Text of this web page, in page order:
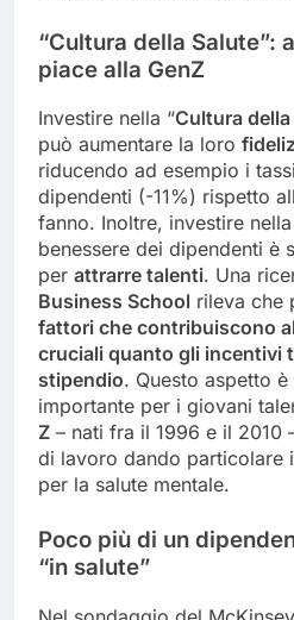
“Cultura della Salute”:
piace alla GenZ
Investire nella “Cultura
può aumentare la loro
riducendo ad esempio i
dipendenti (-11%) rispetto
fanno. Inoltre, investire
benessere dei dipendenti è
per attrarre talenti. Una
Business School rileva che
fattori che contribuiscono
cruciali quanto gli incentivi
stipendio. Questo aspetto
importante per i giovani
Z – nati fra il 1996 e il 2010
di lavoro dando particolare
per la salute mentale.
Poco più di un
“in salute”